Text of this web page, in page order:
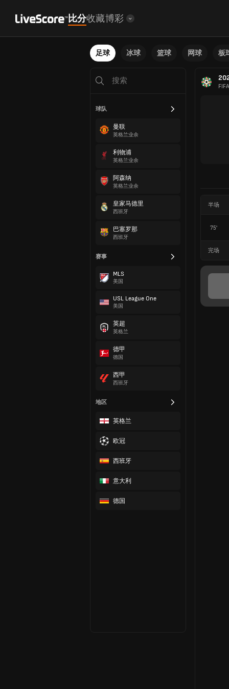
比分收藏博彩
足球 冰球 篮球 网球 板
球队
曼联
英格兰业余
利物浦
英格兰业余
阿森纳
英格兰业余
皇家马德里
西班牙
巴塞罗那
西班牙
赛事
MLS
美国
USL League One
美国
英超
英格兰
德甲
德国
西甲
西班牙
地区
英格兰
欧冠
西班牙
意大利
德国
半场
75'
完场